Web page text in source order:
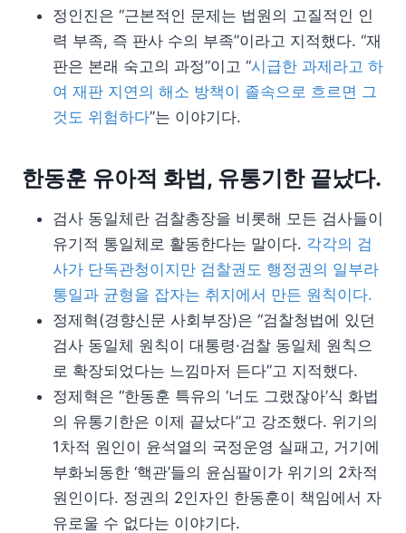
정인진은 “근본적인 문제는 법원의 고질적인 인
력 부족, 즉 판사 수의 부족”이라고 지적했다. “재
판은 본래 숙고의 과정”이고 “시급한 과제라고 하
여 재판 지연의 해소 방책이 졸속으로 흐르면 그
것도 위험하다”는 이야기다.
한동훈 유아적 화법, 유통기한 끝났다.
검사 동일체란 검찰총장을 비롯해 모든 검사들이
유기적 통일체로 활동한다는 말이다. 각각의 검
사가 단독관청이지만 검찰권도 행정권의 일부라
통일과 균형을 잡자는 취지에서 만든 원칙이다.
정제혁(경향신문 사회부장)은 “검찰청법에 있던
검사 동일체 원칙이 대통령·검찰 동일체 원칙으
로 확장되었다는 느낌마저 든다”고 지적했다.
정제혁은 “한동훈 특유의 ‘너도 그랬잖아’식 화법
의 유통기한은 이제 끝났다”고 강조했다. 위기의
1차적 원인이 윤석열의 국정운영 실패고, 거기에
부화뇌동한 ‘핵관’들의 윤심팔이가 위기의 2차적
원인이다. 정권의 2인자인 한동훈이 책임에서 자
유로울 수 없다는 이야기다.